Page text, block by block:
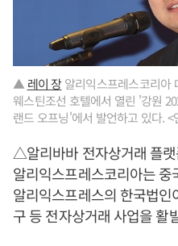
▲ 레이 장알리익스프레스코리아
웨스틴조선 호텔에서 열린 '강원
랜드 오프닝'에서 발언하고 있다. <
△알리바바 전자상거래 플
알리익스프레스코리아는
알리익스프레스의 한국법
구 등 전자상거래 사업을 활